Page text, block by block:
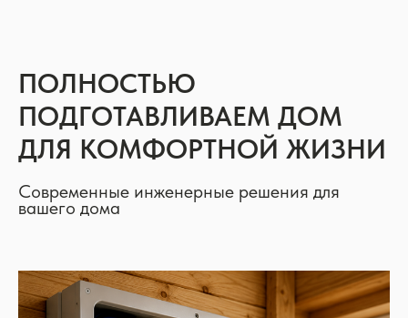
ПОЛНОСТЬЮ
ПОДГОТАВЛИВАЕМ ДОМ
ДЛЯ КОМФОРТНОЙ ЖИЗНИ
Современные инженерные решения для
вашего дома